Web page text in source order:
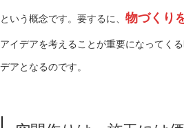
という概念です。要するに、 物づくり
アイデアを考えることが重要になってく
デアとなるのです。